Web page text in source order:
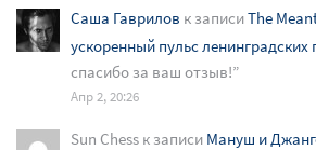
Саша Гаврилов к записиThe
ускоренный пульс ленинградских
спасибо за ваш отзыв!”
Апр 2, 20:26
Sun Chess к записи Мануш и